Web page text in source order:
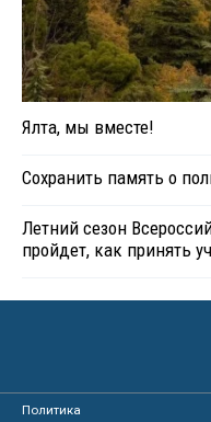
Ялта, мы вместе!
Сохранить память о
Летний сезон
пройдет, как принять
Политика